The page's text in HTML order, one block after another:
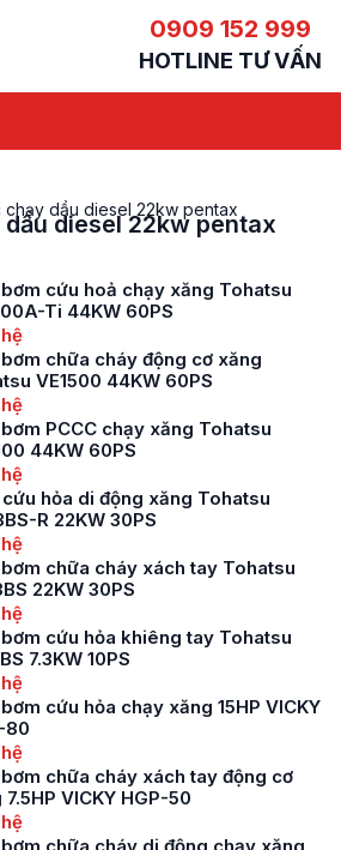
0909 152 999
HOTLINE TƯ VẤN
chạy dầu diesel 22kw pentax
diesel 22kw pentax
cứu hoả chạy xăng Tohatsu
Ti 44KW 60PS
chữa cháy động cơ xăng
VE1500 44KW 60PS
PCCC chạy xăng Tohatsu
44KW 60PS
cứu hỏa di động xăng Tohatsu
R 22KW 30PS
chữa cháy xách tay Tohatsu
22KW 30PS
cứu hỏa khiêng tay Tohatsu
7.3KW 10PS
cứu hỏa chạy xăng 15HP VICKY
80
chữa cháy xách tay động cơ
7.5HP VICKY HGP-50